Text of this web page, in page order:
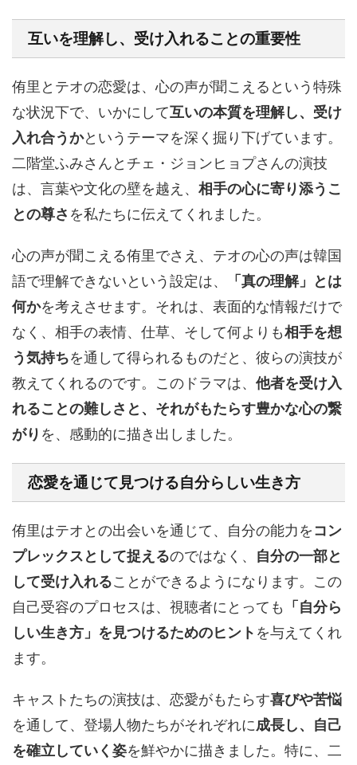
互いを理解し、受け入れることの重要性
侑里とテオの恋愛は、心の声が聞こえるという特殊
な状況下で、いかにして互いの本質を理解し、受け
入れ合うかというテーマを深く掘り下げています。
二階堂ふみさんとチェ・ジョンヒョプさんの演技
は、言葉や文化の壁を越え、 相手の心に寄り添うこ
との尊さ を私たちに伝えてくれました。
心の声が聞こえる侑里でさえ、テオの心の声は韓国
語で理解できないという設定は、
「真の理解」とは
何かを考えさせます。それは、表面的な情報だけで
なく、相手の表情、仕草、そして何よりも相手を想
う気持ちを通して得られるものだと、彼らの演技が
教えてくれるのです。このドラマは、 他者を受け入
れることの難しさと、それがもたらす豊かな心の繋
がり を、感動的に描き出しました。
恋愛を通じて見つける自分らしい生き方
侑里はテオとの出会いを通じて、自分の能力をコン
プレックスとして捉えるのではなく、 自分の一部と
して受け入れることができるようになります。この
自己受容のプロセスは、視聴者にとっても
「自分ら
しい生き方」を見つけるためのヒント を与えてくれ
ます。
キャストたちの演技は、恋愛がもたらす喜びや苦悩
を通して、登場人物たちがそれぞれに成長し、自己
を確立していく姿を鮮やかに描きました。特に、二